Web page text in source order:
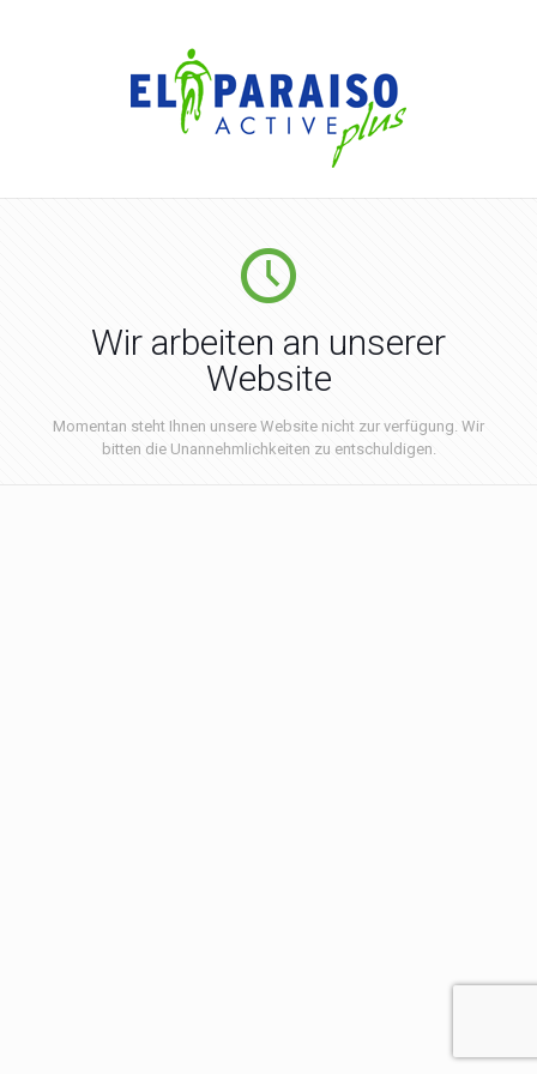
Wir arbeiten an unserer
Website
Momentan steht Ihnen unsere Website nicht zur verfügung. Wir
bitten die Unannehmlichkeiten zu entschuldigen.